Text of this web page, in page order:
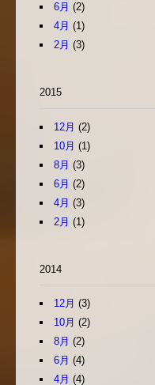
6月 (2)
4月 (1)
2月 (3)
2015
12月 (2)
10月 (1)
8月 (3)
6月 (2)
4月 (3)
2月 (1)
2014
12月 (3)
10月 (2)
8月 (2)
6月 (4)
4月 (4)